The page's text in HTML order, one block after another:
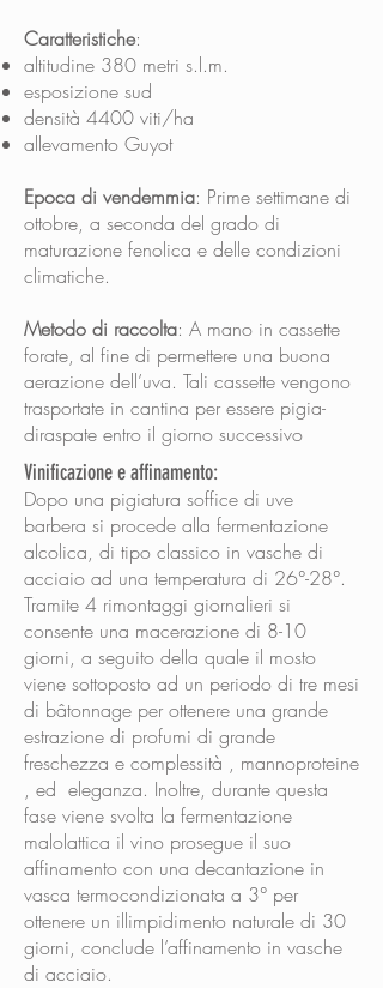
Caratteristiche:
altitudine 380 metri s.l.m.
esposizione sud
densità 4400 viti/ha
allevamento Guyot
Epoca di vendemmia: Prime settimane di
ottobre, a seconda del grado di
maturazione fenolica e delle condizioni
climatiche.
Metodo di raccolta: A mano in cassette
forate, al fine di permettere una buona
aerazione dell’uva. Tali cassette vengono
trasportate in cantina per essere pigia-
diraspate entro il giorno successivo
Vinificazione e affinamento:
Dopo una pigiatura soffice di uve
barbera si procede alla fermentazione
alcolica, di tipo classico in vasche di
acciaio ad una temperatura di 26°-28°.
Tramite 4 rimontaggi giornalieri si
consente una macerazione di 8-10
giorni, a seguito della quale il mosto
viene sottoposto ad un periodo di tre mesi
di bâtonnage per ottenere una grande
estrazione di profumi di grande
freschezza e complessità , mannoproteine
, ed eleganza. Inoltre, durante questa
fase viene svolta la fermentazione
malolattica il vino prosegue il suo
affinamento con una decantazione in
vasca termocondizionata a 3° per
ottenere un illimpidimento naturale di 30
giorni, conclude l’affinamento in vasche
di acciaio.